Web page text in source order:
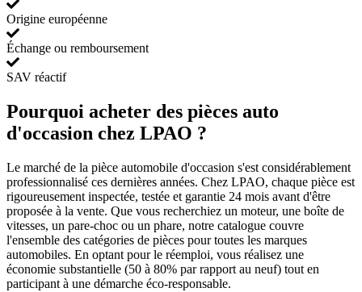
Origine européenne
Échange ou remboursement
SAV réactif
Pourquoi acheter des pièces auto
d'occasion chez LPAO ?
Le marché de la pièce automobile d'occasion s'est considérablement
professionnalisé ces dernières années. Chez LPAO, chaque pièce est
rigoureusement inspectée, testée et garantie 24 mois avant d'être
proposée à la vente. Que vous recherchiez un moteur, une boîte de
vitesses, un pare-choc ou un phare, notre catalogue couvre
l'ensemble des catégories de pièces pour toutes les marques
automobiles. En optant pour le réemploi, vous réalisez une
économie substantielle (50 à 80% par rapport au neuf) tout en
participant à une démarche éco-responsable.